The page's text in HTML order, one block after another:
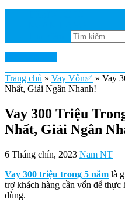
Trang chủ » Vay Vốn✅ » Vay
Nhất, Giải Ngân Nhanh!
Vay 300 Triệu
Nhất, Giải Ngân
6 Tháng chín, 2023 Nam NT
Vay 300 triệu trong 5 năm là
trợ khách hàng cần vốn để
dùng.